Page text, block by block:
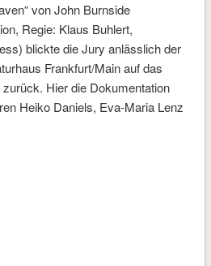
von John Burnside
Regie: Klaus Buhlert,
blickte die Jury anlässlich der
Frankfurt/Main auf das
Hier die Dokumentation
Heiko Daniels, Eva-Maria Lenz